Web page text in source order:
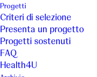
Progetti
Criteri di selezione
Presenta un progetto
Progetti sostenuti
FAQ
Health4U